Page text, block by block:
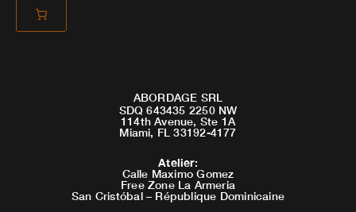
ABORDAGE SRL
SDQ 643435 2250 NW
114th Avenue, Ste 1A
Miami, FL 33192-4177
Atelier:
Calle Maximo Gomez
Free Zone La Armeria
San Cristóbal – République Dominicaine